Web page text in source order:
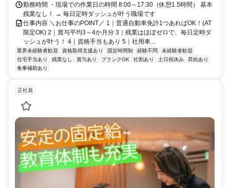
勤務時間 ・現場での作業日の時間 8:00～17:30（休憩1.5時間） 基本
残業なし！ → 毎日定時ダッシュが叶う職場です
仕事内容 ＼お仕事のPOINT／ 1｜普通自動車免許1つあればOK！(AT
限定OK) 2｜賞与平均3～4か月分 3｜残業はほぼゼロで、毎日定時ダ
ッシュが叶う！ 4｜資格手当もあり 5｜社用車...
業界未経験者歓迎 資格取得支援あり 固定時間制 経験不問
未経験者歓迎
住宅手当あり
残業なし 賞与あり ブランクOK 社割あり 土日祝休み
昇給あり
食事補助あり
正社員